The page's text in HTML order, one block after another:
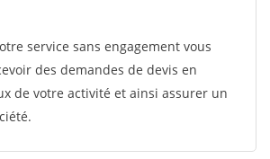
service sans engagement vous
des demandes de devis en
de votre activité et ainsi assurer un